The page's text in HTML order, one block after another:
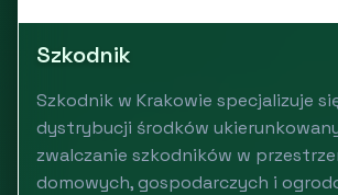
Szkodnik
Szkodnik w Krakowie specjalizuje
dystrybucji środków
zwalczanie szkodników w
domowych, gospodarczych i